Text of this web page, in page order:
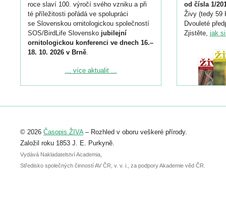
roce slaví 100. výročí svého vzniku a při
té příležitosti pořádá ve spolupráci
se Slovenskou ornitologickou společností
SOS/BirdLife Slovensko jubilejní
ornitologickou konferenci ve dnech 16.–
18. 10. 2026 v Brně.
Podrobnější informace ke konferenci
Registrovat se můžete do 6. září.
abstraktu přihlášené přednášky nebo
posteru je už 30. června.
... více aktualit ...
od čísla 1/
Živy (tedy 59
Dvouleté
Zjistěte, jak
© 2026 Časopis ŽIVA– Rozhled v oboru veškeré přírody.
Založil roku 1853 J. E. Purkyně.
Vydává Nakladatelství Academia,
Středisko společných činností AV ČR, v. v. i., za podpory Akademie věd ČR.